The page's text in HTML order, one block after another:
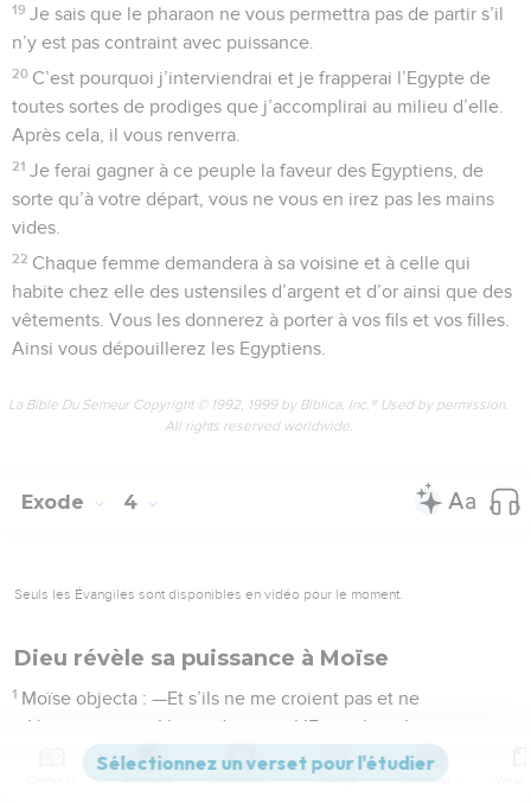
19 Je sais que le pharaon ne vous permettra pas de partir s’il
n’y est pas contraint avec puissance.
20 C’est pourquoi j’interviendrai et je frapperai l’Egypte de
toutes sortes de prodiges que j’accomplirai au milieu d’elle.
Après cela, il vous renverra.
21 Je ferai gagner à ce peuple la faveur des Egyptiens, de
sorte qu’à votre départ, vous ne vous en irez pas les mains
vides.
22 Chaque femme demandera à sa voisine et à celle qui
habite chez elle des ustensiles d’argent et d’or ainsi que des
vêtements. Vous les donnerez à porter à vos fils et vos filles.
Ainsi vous dépouillerez les Egyptiens.
La Bible Du Semeur Copyright © 1992, 1999 by Biblica, Inc.® Used by permission.
All rights reserved worldwide.
Exode 4
Seuls les Évangiles sont disponibles en vidéo pour le moment.
Dieu révèle sa puissance à Moïse
1 Moïse objecta : —Et s’ils ne me croient pas et ne
m’écoutent pas, s’ils me disent : « L’Eternel ne t’est pas
apparu » ?
Versions Commentaires Strong